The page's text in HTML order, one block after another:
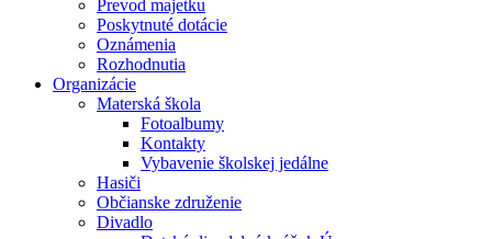
Prevod majetku
Poskytnuté dotácie
Oznámenia
Rozhodnutia
Organizácie
Materská škola
Fotoalbumy
Kontakty
Vybavenie školskej jedálne
Hasiči
Občianske združenie
Divadlo